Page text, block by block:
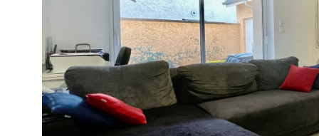
VOIR LE BIEN